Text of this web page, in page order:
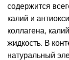
содержится
калий и
коллагена,
жидкость. В
натуральный